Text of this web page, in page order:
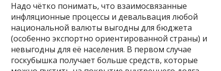
Надо чётко понимать, что взаимосвязанные
инфляционные процессы и девальвация любой
национальной валюты выгодны для бюджета
(особенно экспортно ориентированной страны) и
невыгодны для её населения. В первом случае
госкубышка получает больше средств, которые